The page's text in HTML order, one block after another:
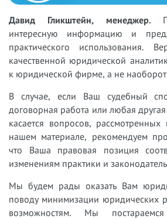
Давид Гликштейн, менеджер.
интересную информацию и
практического использования.
качественной юридической
к юридической фирме, а не
В случае, если Ваш судебный
договорная работа или любая
касается вопросов,
нашем материале, рекомендуем
что Ваша правовая позиция
изменениям практики и
Мы будем рады оказать Вам
поводу минимизации юридических
возможностям. Мы